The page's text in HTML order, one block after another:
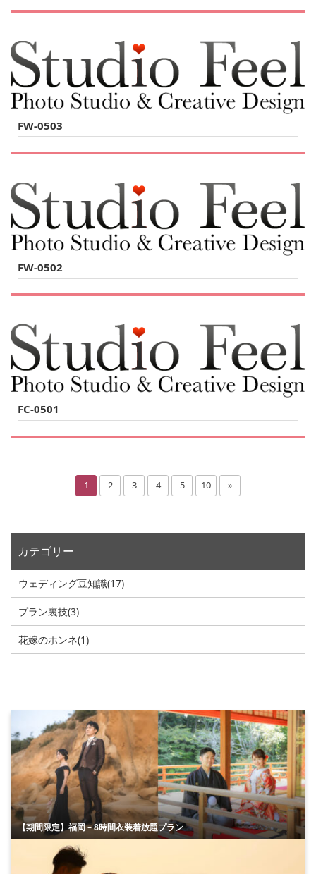
FW-0503
FW-0502
FC-0501
1 2 3 4 5 10 »
カテゴリー
ウェディング豆知識(17)
プラン裏技(3)
花嫁のホンネ(1)
【期間限定】福岡 – 8時間衣装着放題プラン